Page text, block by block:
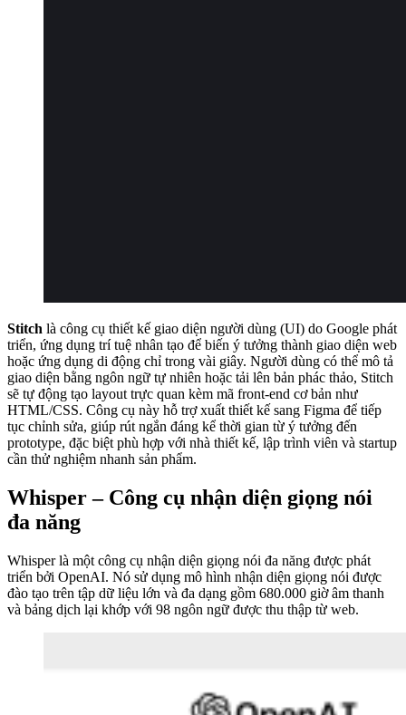
Stitch là công cụ thiết kế giao diện người dùng (UI) do Google phát
triển, ứng dụng trí tuệ nhân tạo để biến ý tưởng thành giao diện web
hoặc ứng dụng di động chỉ trong vài giây. Người dùng có thể mô tả
giao diện bằng ngôn ngữ tự nhiên hoặc tải lên bản phác thảo, Stitch
sẽ tự động tạo layout trực quan kèm mã front-end cơ bản như
HTML/CSS. Công cụ này hỗ trợ xuất thiết kế sang Figma để tiếp
tục chỉnh sửa, giúp rút ngắn đáng kể thời gian từ ý tưởng đến
prototype, đặc biệt phù hợp với nhà thiết kế, lập trình viên và startup
cần thử nghiệm nhanh sản phẩm.
Whisper– Công cụ nhận diện giọng nói
đa năng
Whisper là một công cụ nhận diện giọng nói đa năng được phát
triển bởi OpenAI. Nó sử dụng mô hình nhận diện giọng nói được
đào tạo trên tập dữ liệu lớn và đa dạng gồm 680.000 giờ âm thanh
và bảng dịch lại khớp với 98 ngôn ngữ được thu thập từ web.